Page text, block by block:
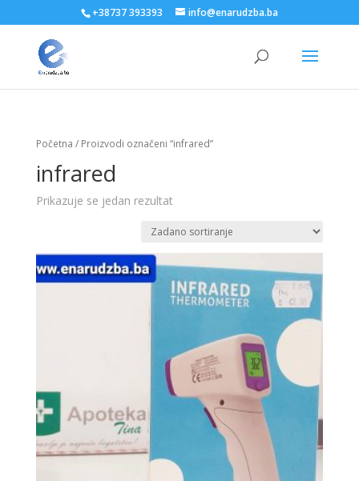
+38737 393393 info@enarudzba.ba
Početna / Proizvodi označeni “infrared”
infrared
Prikazuje se jedan rezultat